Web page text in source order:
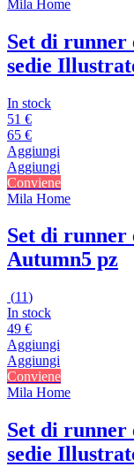
Mila Home
Set di runner
sedie
In stock
51 €
65 €
Aggiungi
Aggiungi
Conviene
Mila Home
Set di runner
Autumn5 pz
(11)
In stock
49 €
Aggiungi
Aggiungi
Conviene
Mila Home
Set di runner
sedie